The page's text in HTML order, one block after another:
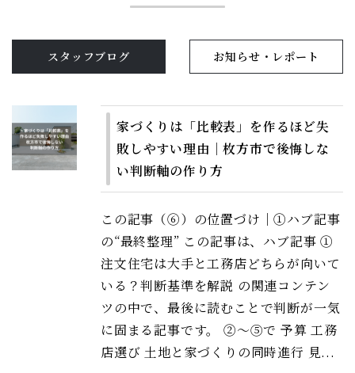
スタッフブログ お知らせ・レポート
家づくりは「比較表」を作るほど失
敗しやすい理由｜枚方市で後悔しな
い判断軸の作り方
この記事（⑥）の位置づけ｜①ハブ記事
の“最終整理” この記事は、ハブ記事 ①
注文住宅は大手と工務店どちらが向いて
いる？判断基準を解説 の関連コンテン
ツの中で、最後に読むことで判断が一気
に固まる記事です。 ②〜⑤で 予算 工務
店選び 土地と家づくりの同時進行 見...